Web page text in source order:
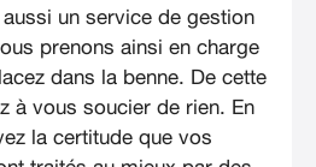
un service de gestion
prenons ainsi en charge
dans la benne. De cette
à vous soucier de rien. En
la certitude que vos